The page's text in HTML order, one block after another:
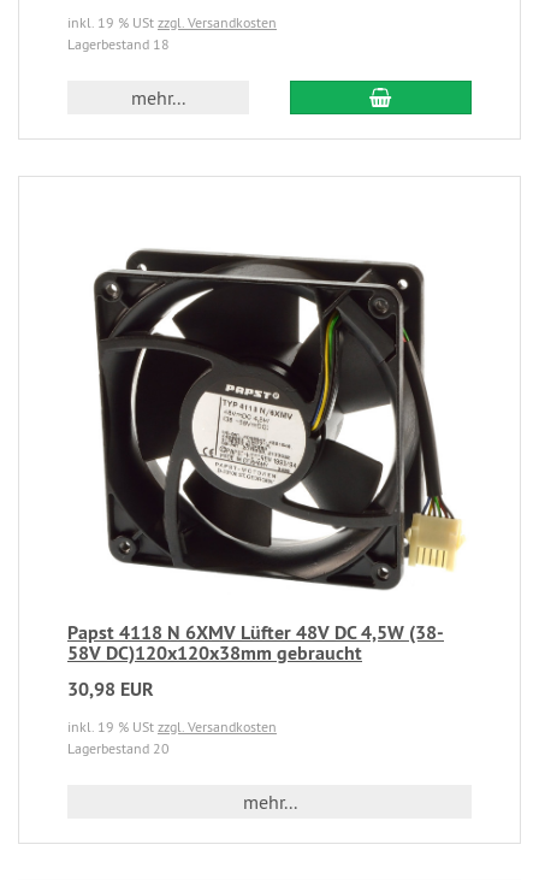
inkl. 19 % USt zzgl. Versandkosten
Lagerbestand 18
mehr...
Papst 4118 N 6XMV Lüfter 48V DC 4,5W (38-
58V DC)120x120x38mm gebraucht
30,98 EUR
inkl. 19 % USt zzgl. Versandkosten
Lagerbestand 20
mehr...